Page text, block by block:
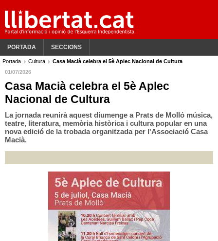
PORTADA SECCIONS
Portada Cultura
Casa Macià celebra el 5è Aplec Nacional de Cultura
01/07/2026
Casa Macià celebra el 5è Aplec
Nacional de Cultura
La jornada reunirà aquest diumenge a Prats de Molló música,
teatre, literatura, memòria històrica i cultura popular en una
nova edició de la trobada organitzada per l'Associació Casa
Macià.